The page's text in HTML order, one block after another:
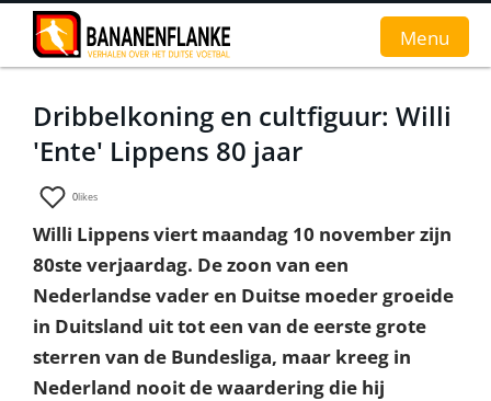
Home
Nieuws
Interviews
Groundhopverhalen
De fans
Achtergrond
Menu
Dribbelkoning en cultfiguur: Willi
'Ente' Lippens 80 jaar
0likes
Willi Lippens viert maandag 10 november zijn
80ste verjaardag. De zoon van een
Nederlandse vader en Duitse moeder groeide
in Duitsland uit tot een van de eerste grote
sterren van de Bundesliga, maar kreeg in
Nederland nooit de waardering die hij